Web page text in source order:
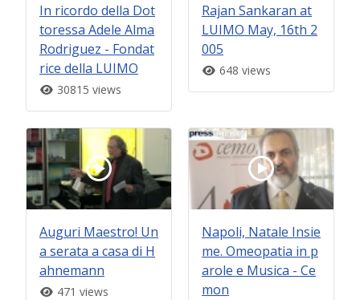
In ricordo della Dot
toressa Adele Alma
Rodriguez - Fondat
rice della LUIMO
30815 views
Rajan Sankaran at
LUIMO May, 16th 2
005
648 views
Auguri Maestro! Un
a serata a casa di H
ahnemann
471 views
Napoli, Natale Insie
me. Omeopatia in p
arole e Musica - Ce
mon